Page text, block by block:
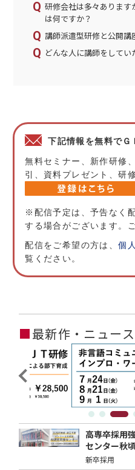
研修会社は多々あります
は何ですか？
講師派遣型研修と公開講
どんな人に講師をしてい
下記情報を無料でＧ
無料セミナー、新作研修
引、資料プレゼント、研
※配信予定は、予告なく
する場合がございます。
配信をご希望の方は、個
覧ください。
■最新作・ニュース
高専卒採用
センター秋
新卒採用